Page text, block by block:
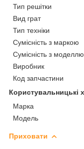
Тип решітки
Вид грат
Тип техніки
Сумісність з маркою
Сумісність з моделлю
Виробник
Код запчастини
Користувальницькі
Марка
Модель
Приховати